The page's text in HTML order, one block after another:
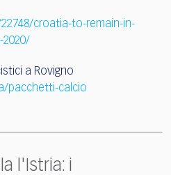
croatia-to-remain-in-
a Rovigno
pacchetti-calcio
l'Istria: i